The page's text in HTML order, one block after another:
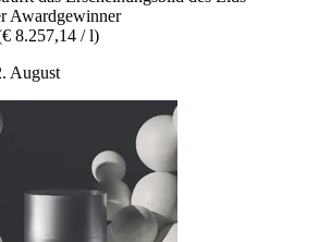
Awardgewinner
8.257,14 / l)
August